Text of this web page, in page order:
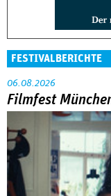
FESTIVALBERICHTE
06.08.2026
Filmfest